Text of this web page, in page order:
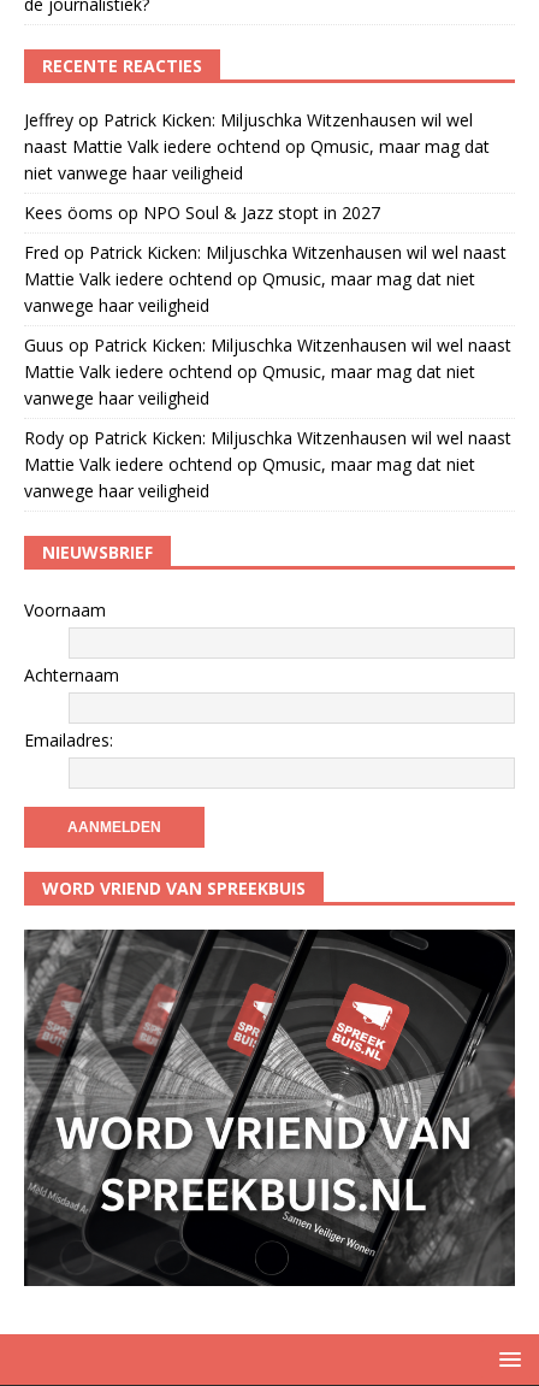
RECENTE REACTIES
Jeffrey op Patrick Kicken: Miljuschka Witzenhausen wil wel
naast Mattie Valk iedere ochtend op Qmusic, maar mag dat
niet vanwege haar veiligheid
Kees öoms op NPO Soul & Jazz stopt in 2027
Fred op Patrick Kicken: Miljuschka Witzenhausen wil wel naast
Mattie Valk iedere ochtend op Qmusic, maar mag dat niet
vanwege haar veiligheid
Guus op Patrick Kicken: Miljuschka Witzenhausen wil wel naast
Mattie Valk iedere ochtend op Qmusic, maar mag dat niet
vanwege haar veiligheid
Rody op Patrick Kicken: Miljuschka Witzenhausen wil wel naast
Mattie Valk iedere ochtend op Qmusic, maar mag dat niet
vanwege haar veiligheid
NIEUWSBRIEF
Voornaam
Achternaam
Emailadres:
WORD VRIEND VAN SPREEKBUIS